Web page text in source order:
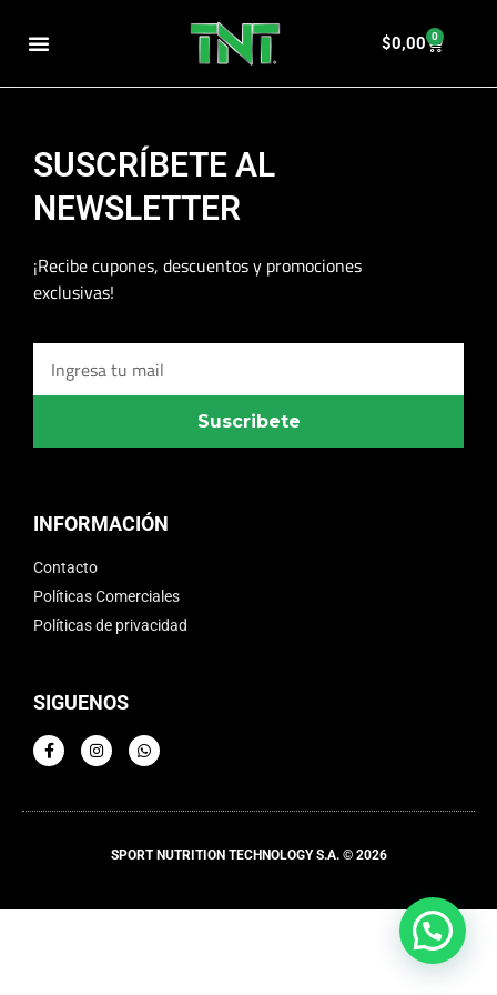
$0,00 0
SUSCRÍBETE AL
NEWSLETTER
¡Recibe cupones, descuentos y promociones
exclusivas!
Suscribete
INFORMACIÓN
Contacto
Políticas Comerciales
Políticas de privacidad
SIGUENOS
SPORT NUTRITION TECHNOLOGY S.A. © 2026